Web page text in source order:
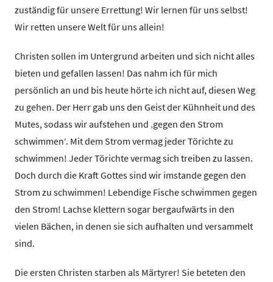
zuständig für unsere Errettung! Wir lernen für uns selbst!
Wir retten unsere Welt für uns allein!
Christen sollen im Untergrund arbeiten und sich nicht alles
bieten und gefallen lassen! Das nahm ich für mich
persönlich an und bis heute hörte ich nicht auf, diesen Weg
zu gehen. Der Herr gab uns den Geist der Kühnheit und des
Mutes, sodass wir aufstehen und ‚gegen den Strom
schwimmen‘. Mit dem Strom vermag jeder Törichte zu
schwimmen! Jeder Törichte vermag sich treiben zu lassen.
Doch durch die Kraft Gottes sind wir imstande gegen den
Strom zu schwimmen! Lebendige Fische schwimmen gegen
den Strom! Lachse klettern sogar bergaufwärts in den
vielen Bächen, in denen sie sich aufhalten und versammelt
sind.
Die ersten Christen starben als Märtyrer! Sie beteten den